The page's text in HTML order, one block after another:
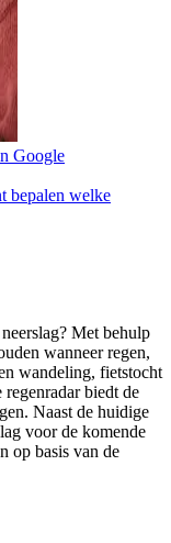
Google
bepalen welke
Met behulp
wanneer regen,
wandeling, fietstocht
regenradar biedt de
Naast de huidige
voor de komende
op basis van de